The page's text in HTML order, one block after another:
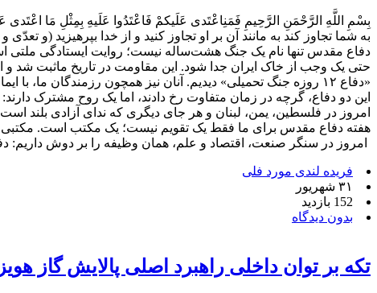
بِسْمِ اللَّهِ الرَّحْمَنِ الرَّحِیمِ فَمَنِاعْتَدی عَلَیکمْ فَاعْتَدُوا عَلَیهِ بِمِثْلِ مَا اعْتَدی
دفاع مقدس تنها نام یک جنگ هشت‌ساله نیست؛ روایت ایستادگی ملتی
حتی یک وجب از خاک ایران جدا شود. این مقاومت در تاریخ ماثبت شد
«دفاع ۱۲ روزه جنگ تحمیلی» دیدیم. آنان نیز همچون رزمندگان ما،
این دو دفاع، گرچه در زمان متفاوت رخ دادند، اما یک روح مشترک
امروز در فلسطین، یمن، لبنان و هر جای دیگری که ندای آزادی بلند
هفته دفاع مقدس برای ما فقط یک تقویم نیست؛ یک مکتب است. مکتبی
امروز در سنگر صنعت، اقتصاد و علم، همان وظیفه را بر دوش
فریده لندی مورد فلی
۳۱ شهریور
152 بازدید
بدون دیدگاه
تکه بر توان داخلی راهبرد اصلی پالایش گاز